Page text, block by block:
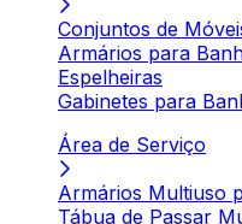
Conjuntos de
Armários para
Espelheiras
Gabinetes para
Área de Serviço
Armários Multiuso
Tábua de Passar